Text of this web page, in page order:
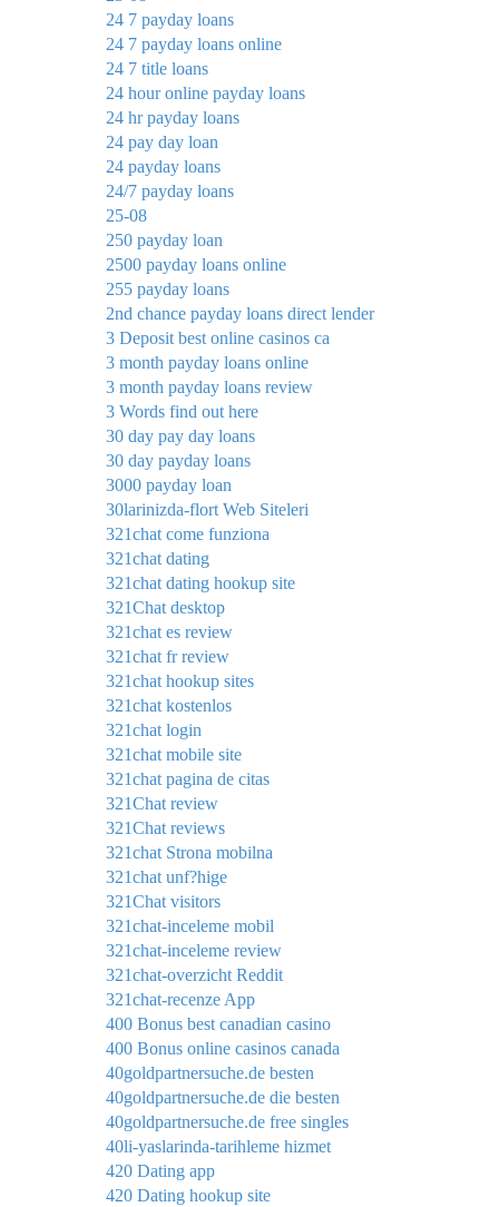
24 7 payday loans
24 7 payday loans online
24 7 title loans
24 hour online payday loans
24 hr payday loans
24 pay day loan
24 payday loans
24/7 payday loans
25-08
250 payday loan
2500 payday loans online
255 payday loans
2nd chance payday loans direct lender
3 Deposit best online casinos ca
3 month payday loans online
3 month payday loans review
3 Words find out here
30 day pay day loans
30 day payday loans
3000 payday loan
30larinizda-flort Web Siteleri
321chat come funziona
321chat dating
321chat dating hookup site
321Chat desktop
321chat es review
321chat fr review
321chat hookup sites
321chat kostenlos
321chat login
321chat mobile site
321chat pagina de citas
321Chat review
321Chat reviews
321chat Strona mobilna
321chat unf?hige
321Chat visitors
321chat-inceleme mobil
321chat-inceleme review
321chat-overzicht Reddit
321chat-recenze App
400 Bonus best canadian casino
400 Bonus online casinos canada
40goldpartnersuche.de besten
40goldpartnersuche.de die besten
40goldpartnersuche.de free singles
40li-yaslarinda-tarihleme hizmet
420 Dating app
420 Dating hookup site